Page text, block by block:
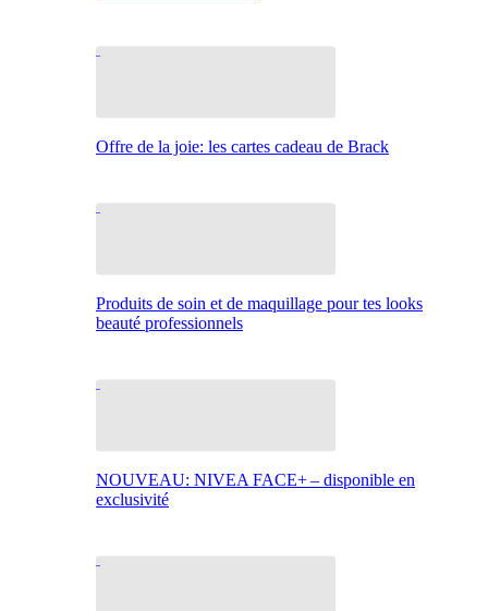
Offre de la joie: les cartes cadeau de Brack
Produits de soin et de maquillage pour tes looks
beauté professionnels
NOUVEAU: NIVEA FACE+ – disponible en
exclusivité